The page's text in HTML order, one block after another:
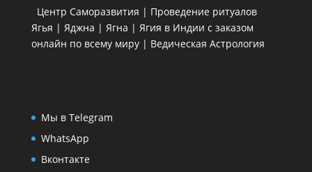
Центр Саморазвития | Проведение ритуалов
Ягья | Яджна | Ягна | Ягия в Индии с заказом
онлайн по всему миру | Ведическая Астрология
Мы в Telegram
WhatsApp
Вконтакте